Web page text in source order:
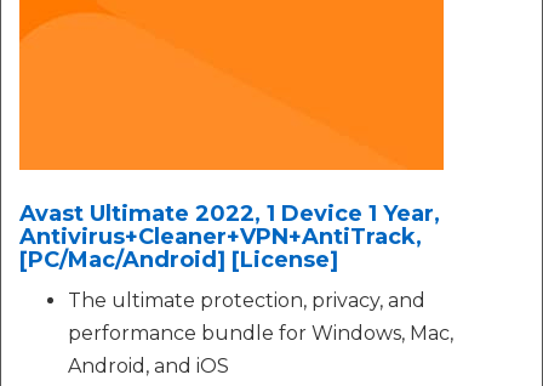
Avast Ultimate 2022, 1 Device 1 Year,
Antivirus+Cleaner+VPN+AntiTrack,
[PC/Mac/Android] [License]
The ultimate protection, privacy, and
performance bundle for Windows, Mac,
Android, and iOS